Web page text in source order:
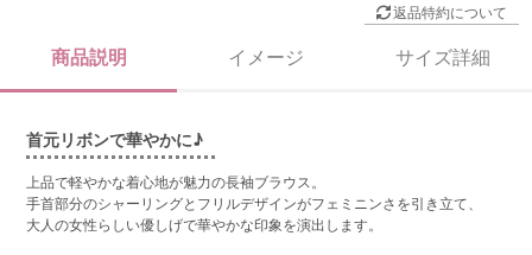
返品特約について
商品説明 イメージ サイズ詳細
首元リボンで華やかに♪
上品で軽やかな着心地が魅力の長袖ブラウス。
手首部分のシャーリングとフリルデザインがフェミニンさを引き立て、
大人の女性らしい優しげで華やかな印象を演出します。